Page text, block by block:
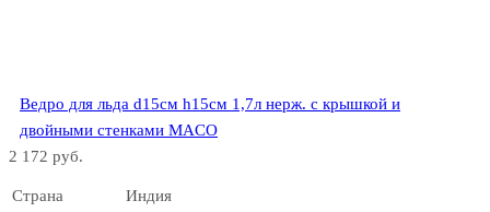
Ведро для льда d15см h15см 1,7л нерж. с крышкой и
двойными стенками MACO
2 172 руб.
Страна Индия